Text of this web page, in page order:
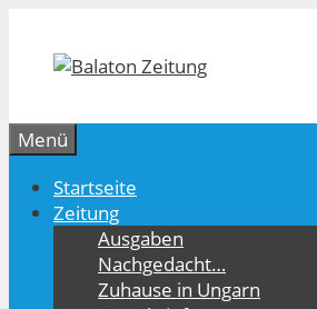
springen
Menü
Startseite
Zeitung
Ausgaben
Nachgedacht…
Zuhause in Ungarn